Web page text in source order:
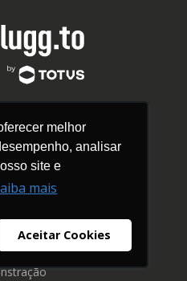
melhor
analisar
site e
mais
Aceitar Cookies
FAQ
Login